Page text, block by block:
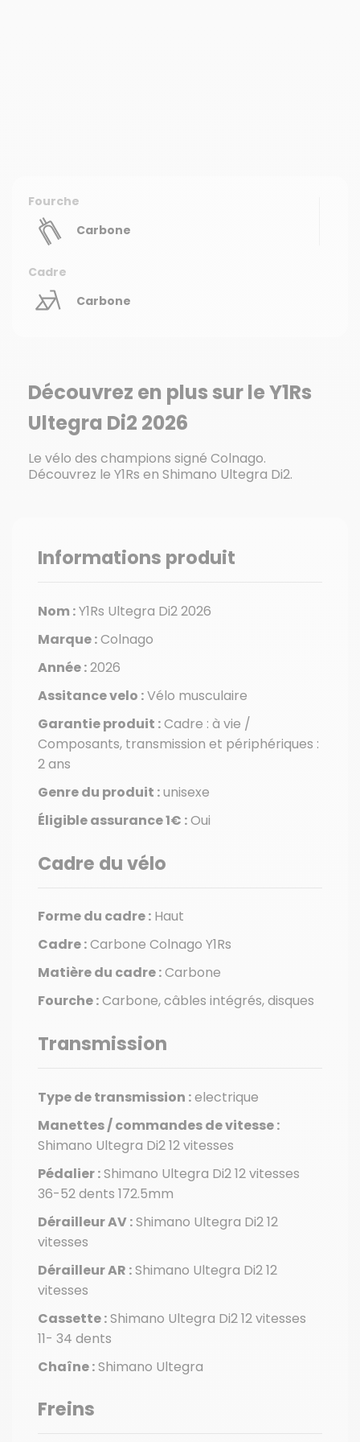
Fourche
Carbone
Cadre
Carbone
Découvrez en plus sur le Y1Rs
Ultegra Di2 2026
Le vélo des champions signé Colnago.
Découvrez le Y1Rs en Shimano Ultegra Di2.
Informations produit
Nom :Y1Rs Ultegra Di2 2026
Marque :Colnago
Année :2026
Assitance velo :Vélo musculaire
Garantie produit :Cadre : à vie /
Composants, transmission et périphériques :
2 ans
Genre du produit :unisexe
Éligible assurance 1€ :Oui
Cadre du vélo
Forme du cadre : Haut
Cadre :Carbone Colnago Y1Rs
Matière du cadre :Carbone
Fourche :Carbone, câbles intégrés, disques
Transmission
Type de transmission :electrique
Manettes / commandes de vitesse :
Shimano Ultegra Di2 12 vitesses
Pédalier :Shimano Ultegra Di2 12 vitesses
36-52 dents 172.5mm
Dérailleur AV :Shimano Ultegra Di2 12
vitesses
Dérailleur AR :Shimano Ultegra Di2 12
vitesses
Cassette :Shimano Ultegra Di2 12 vitesses
11- 34 dents
Chaîne :Shimano Ultegra
Freins